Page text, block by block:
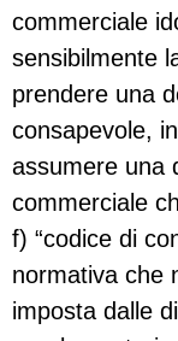
commerciale
sensibilmente
prendere una
consapevole,
assumere una
commerciale
f) “codice di
normativa che
imposta dalle